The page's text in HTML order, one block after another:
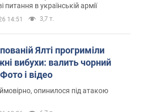
питання в українській армії
14:51 3,7 т.
Ялті прогриміли
вибухи: валить чорний
і відео
опинилося під атакою